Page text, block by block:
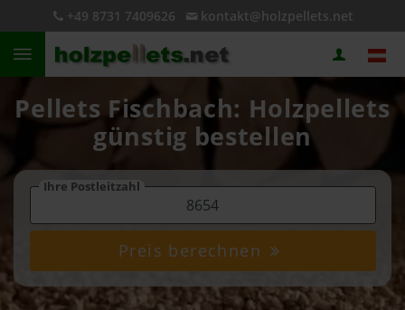
+49 8731 7409626 kontakt@holzpellets.net
Pellets Fischbach: Holzpellets
günstig bestellen
Ihre Postleitzahl
Preis berechnen